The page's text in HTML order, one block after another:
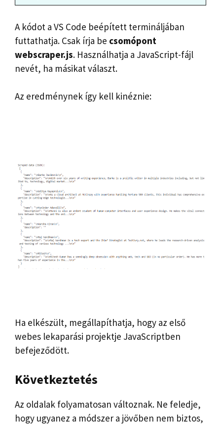
A kódot a VS Code beépített termináljában
futtathatja. Csak írja be csomópont
webscraper.js. Használhatja a JavaScript-fájl
nevét, ha másikat választ.
Az eredménynek így kell kinéznie:
Ha elkészült, megállapíthatja, hogy az első
webes lekaparási projektje JavaScriptben
befejeződött.
Következtetés
Az oldalak folyamatosan változnak. Ne feledje,
hogy ugyanez a módszer a jövőben nem biztos,